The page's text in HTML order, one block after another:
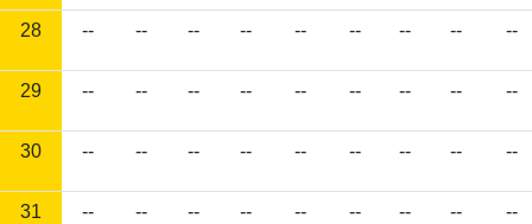
28 -- -- -- -- -- -- -- -- --
29 -- -- -- -- -- -- -- -- --
30 -- -- -- -- -- -- -- -- --
31 -- -- -- -- -- -- -- -- --